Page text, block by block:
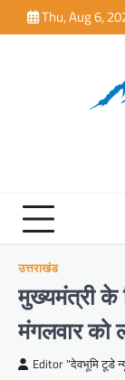
to
Thu, Aug 6,
उत्तराखंड
मुख्यमंत्री के
मंगलवार को
Editor "देवभूमि टूडे